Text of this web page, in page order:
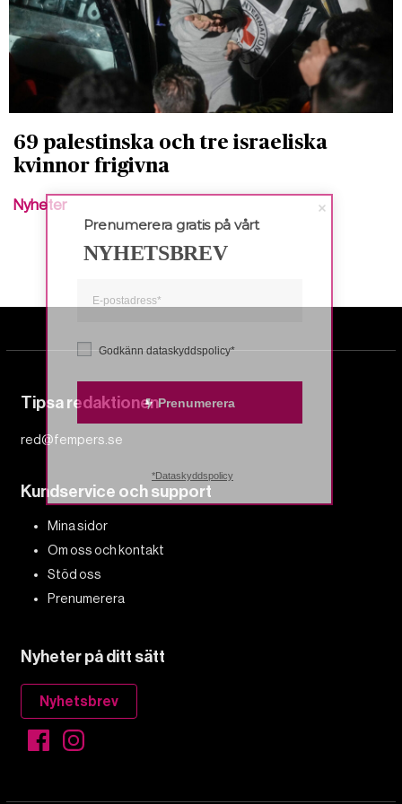
69 palestinska och tre israeliska
kvinnor frigivna
Nyheter
Tipsa redaktionen
red@fempers.se
Kundservice och support
Mina sidor
Om oss och kontakt
Stöd oss
Prenumerera
Nyheter på ditt sätt
Nyhetsbrev
Godkänn dataskyddspolicy*
Prenumerera
Prenumerera gratis på vårt
NYHETSBREV
*Dataskyddspolicy